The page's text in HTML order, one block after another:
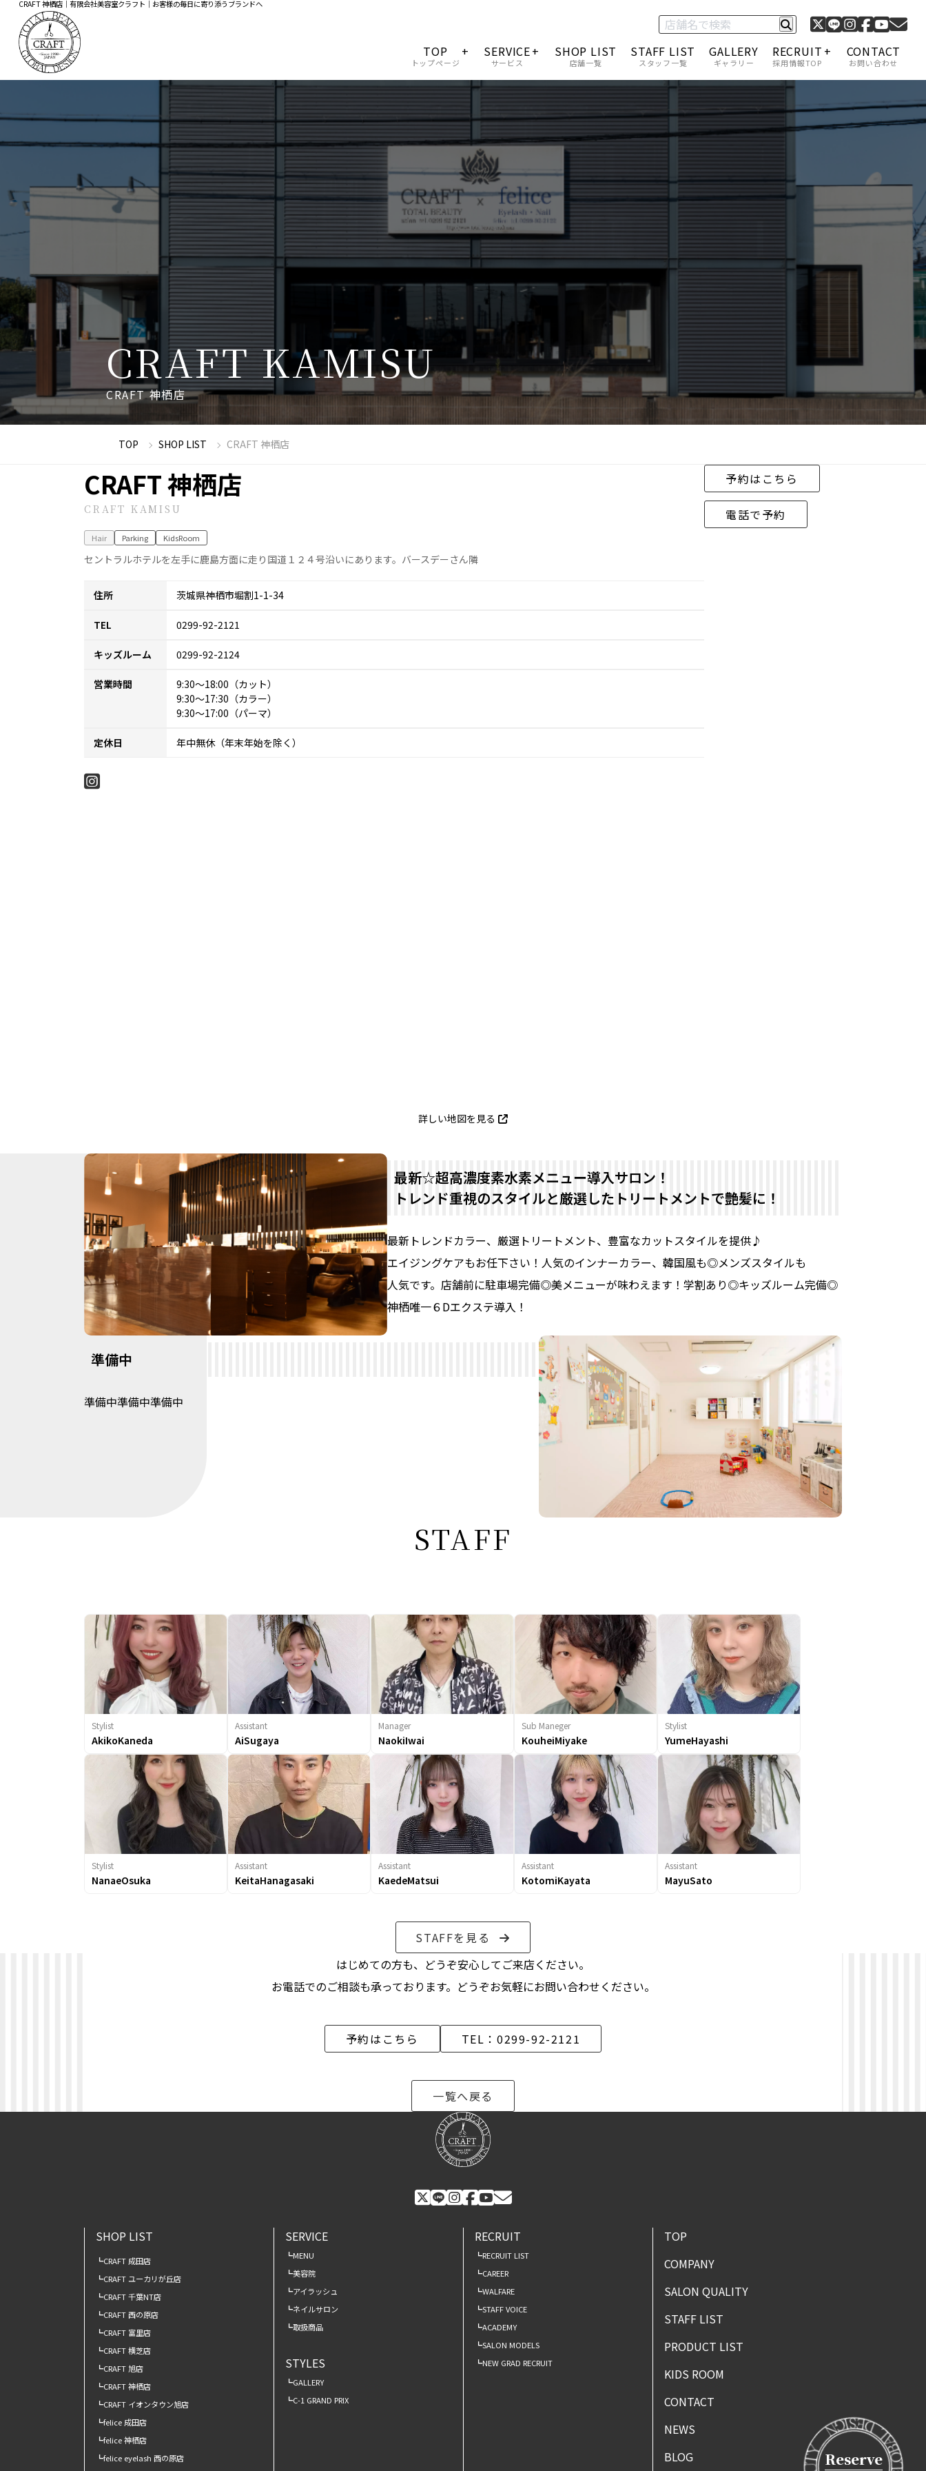
CRAFT 神栖店｜有限会社美容室クラフト｜お客様の毎日に寄り添うブランドへ
TOP
トップページ
会社概要
サロンクオリティー
SERVICE
サービス
料金一覧
SHOP LIST
店舗一覧
STAFF LIST
スタッフ一覧
GALLERY
ギャラリー
C-1 グランプリ
RECRUIT
採用情報TOP
採用情報一覧
サロンモデル募集
CONTACT
お問い合わせ
CRAFT KAMISU
CRAFT 神栖店
TOP SHOP LIST CRAFT 神栖店
CRAFT 神栖店
CRAFT KAMISU
Hair Parking KidsRoom
セントラルホテルを左手に鹿島方面に走り国道１２４号沿いにあります。バースデーさん隣
住所 茨城県神栖市堀割1-1-34
TEL 0299-92-2121
キッズルーム 0299-92-2124
営業時間
9:30～18:00（カット）
9:30～17:30（カラー）
9:30～17:00（パーマ）
定休日 年中無休（年末年始を除く）
予約はこちら
電話で予約
詳しい地図を見る
最新☆超高濃度素水素メニュー導入サロン！
トレンド重視のスタイルと厳選したトリートメントで艶髪に！
最新トレンドカラー、 厳選トリートメント、 豊富なカットスタイルを提供♪
エイジングケアもお任下さい！ 人気のインナーカラー、 韓国風も◎メンズスタイルも
人気です。 店舗前に駐車場完備◎美メニューが味わえます！ 学割あり◎キッズルーム完備◎
神栖唯一６Dエクステ導入！
準備中
準備中準備中準備中
STAFF
Stylist
AkikoKaneda
Assistant
AiSugaya
Manager
NaokiIwai
Sub Maneger
KouheiMiyake
Stylist
YumeHayashi
Stylist
NanaeOsuka
Assistant
KeitaHanagasaki
Assistant
KaedeMatsui
Assistant
KotomiKayata
Assistant
MayuSato
STAFFを見る
はじめての方も、 どうぞ安心してご来店ください。
お電話でのご相談も承っております。 どうぞお気軽にお問い合わせください。
予約はこちら TEL：0299-92-2121
一覧へ戻る
Reserve
SHOP LIST
CRAFT 成田店
CRAFT ユーカリが丘店
CRAFT 千葉NT店
CRAFT 西の原店
CRAFT 富里店
CRAFT 横芝店
CRAFT 旭店
CRAFT 神栖店
CRAFT イオンタウン旭店
felice 成田店
felice 神栖店
felice eyelash 西の原店
SERVICE
MENU
美容院
アイラッシュ
ネイルサロン
取扱商品
STYLES
GALLERY
C-1 GRAND PRIX
RECRUIT
RECRUIT LIST
CAREER
WALFARE
STAFF VOICE
ACADEMY
SALON MODELS
NEW GRAD RECRUIT
TOP
COMPANY
SALON QUALITY
STAFF LIST
PRODUCT LIST
KIDS ROOM
CONTACT
NEWS
BLOG